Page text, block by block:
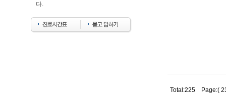
다.
Total:225 Page:(